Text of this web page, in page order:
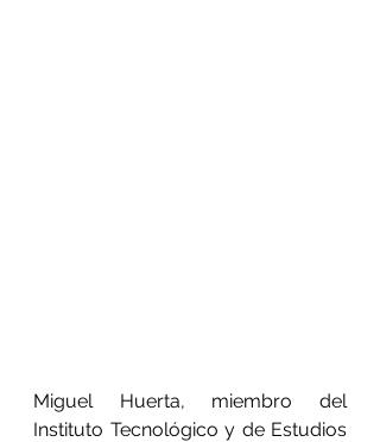
Miguel Huerta, miembro del
Instituto Tecnológico y de Estudios